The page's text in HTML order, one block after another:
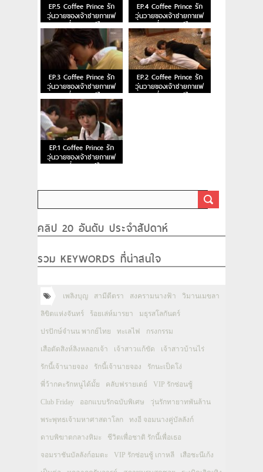
EP.5 Coffee Prince รัก
วุ่นวายของเจ้าชายกาแฟ
ตอนที่ 5 พากย์ไทย
EP.4 Coffee Prince รัก
วุ่นวายของเจ้าชายกาแฟ
ตอนที่ 4 พากย์ไทย
EP.3 Coffee Prince รัก
วุ่นวายของเจ้าชายกาแฟ
ตอนที่ 3 พากย์ไทย
EP.2 Coffee Prince รัก
วุ่นวายของเจ้าชายกาแฟ
ตอนที่ 2 พากย์ไทย
EP.1 Coffee Prince รัก
วุ่นวายของเจ้าชายกาแฟ
ตอนที่ 1 พากย์ไทย
คลิป 20 อันดับ ประจำสัปดาห์
รวม KEYWORDS ที่น่าสนใจ
เพลิงบุญ สามีตีตรา สงครามนางฟ้า วิมานเมขลา
ลิขิตแห่งจันทร์ ร้อยเล่ห์มารยา มธุรสโลกันตร์
ปรปักษ์จำนน พากย์ไทย ทะเลไฟ กรงกรรม
เสือตัดสิงห์ลิงหลอกเจ้า เจ้าสาวแก้ขัด เจ้าสาวบ้านไร่
รักนี้เจ้านายจอง รักนี้เจ้านายจอง รักนะเป็ดโง่
พี่ว้ากคะรักหนูได้มั้ย คลับฟรายเดย์ VIP รักซ่อนชู้
Club Friday ออกแบบรักฉบับพิเศษ วุ่นรักทายาทพันล้าน
พระพุทธเจ้ามหาศาสดาโลก ทงอี จอมนางคู่บัลลังก์
ดาบพิฆาตกลางหิมะ ชีวิตเพื่อชาติ รักนี้เพื่อเธอ
จอมราชันบัลลังก์อมตะ VIP รักซ่อนชู้ เกาหลี เสือชะนีเก้ง